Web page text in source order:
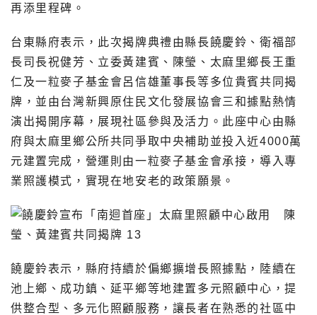
再添里程碑。
台東縣府表示，此次揭牌典禮由縣長饒慶鈴、衛福部
長司長祝健芳、立委黃建賓、陳瑩、太麻里鄉長王重
仁及一粒麥子基金會呂信雄董事長等多位貴賓共同揭
牌，並由台灣新興原住民文化發展協會三和據點熱情
演出揭開序幕，展現社區參與及活力。此座中心由縣
府與太麻里鄉公所共同爭取中央補助並投入近4000萬
元建置完成，營運則由一粒麥子基金會承接，導入專
業照護模式，實現在地安老的政策願景。
饒慶鈴表示，縣府持續於偏鄉擴增長照據點，陸續在
池上鄉、成功鎮、延平鄉等地建置多元照顧中心，提
供整合型、多元化照顧服務，讓長者在熟悉的社區中